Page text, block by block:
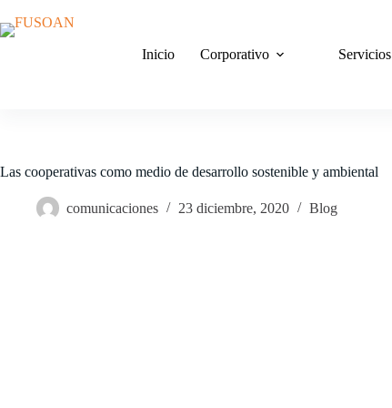
al
contenido
Inicio
Corporativo Servicios
Las cooperativas como medio de desarrollo sostenible y ambiental
comunicaciones 23 diciembre, 2020 Blog